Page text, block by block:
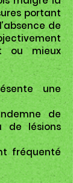
portant
de
ou mieux
une
de
de lésions
fréquenté